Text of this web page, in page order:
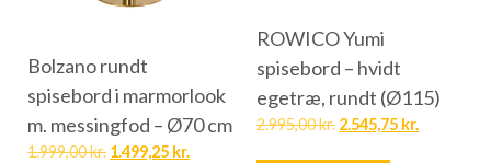
Bolzano rundt
spisebord i marmorlook
m. messingfod – Ø70 cm
1.999,00kr. 1.499,25 kr.
ROWICO Yumi
spisebord – hvidt
egetræ, rundt (Ø115)
2.995,00kr. 2.545,75 kr.